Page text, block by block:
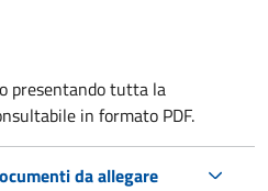
presentando tutta la
in formato PDF.
da allegare